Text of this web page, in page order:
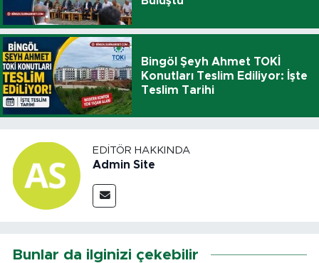
Bingöl Şeyh Ahmet TOKİ
Konutları Teslim Ediliyor: İşte
Teslim Tarihi
EDITÖR HAKKINDA
Admin Site
Bunlar da ilginizi çekebilir